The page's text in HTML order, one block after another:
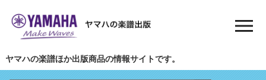
ヤマハの楽譜ほか出版商品の情報サイトです。